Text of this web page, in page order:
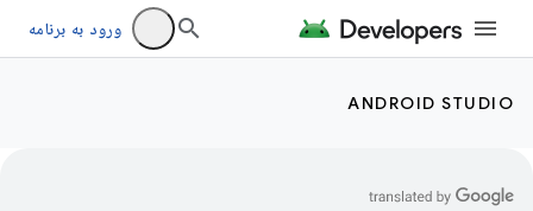
ورود به برنامه
ANDROID STUDIO